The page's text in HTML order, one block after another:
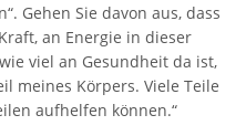
Gehen Sie davon aus, dass
an Energie in dieser
viel an Gesundheit da ist,
meines Körpers. Viele Teile
aufhelfen können.“